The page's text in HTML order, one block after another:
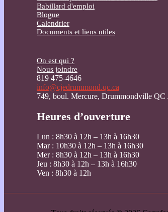
Babillard d'emploi
Blogue
Calendrier
Documents et liens utiles
On est qui ?
Nous joindre
819 475-4646
info@cjedrummond.qc.ca
749, boul. Mercure, Drummondville QC
Heures d’ouverture
Lun : 8h30 à 12h – 13h à 16h30
Mar : 10h30 à 12h – 13h à 16h30
Mer : 8h30 à 12h – 13h à 16h30
Jeu : 8h30 à 12h – 13h à 16h30
Ven : 8h30 à 12h